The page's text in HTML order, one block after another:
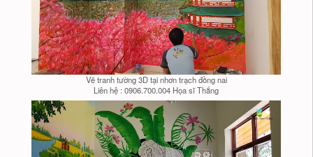
Vẽ tranh tường 3D tại nhơn trạch đồng nai
Liên hệ : 0906.700.004 Họa sĩ Thắng